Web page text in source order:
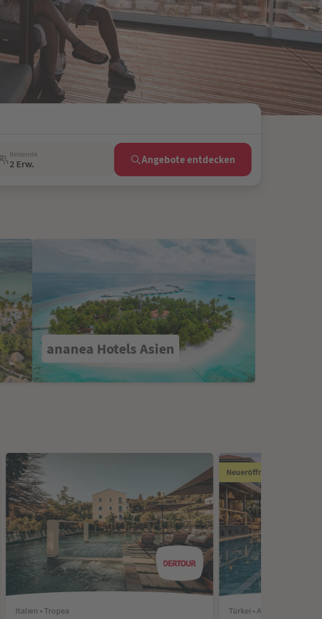
Reisende
2 Erw. Angebote entdecken
ananea Hotels Asien
Italien • Tropea
Neueröffnung Sommer
Türkei • Alanya